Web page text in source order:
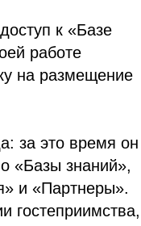
к «Базе
работе
на размещение
за это время он
«Базы знаний»,
и «Партнеры».
гостеприимства,